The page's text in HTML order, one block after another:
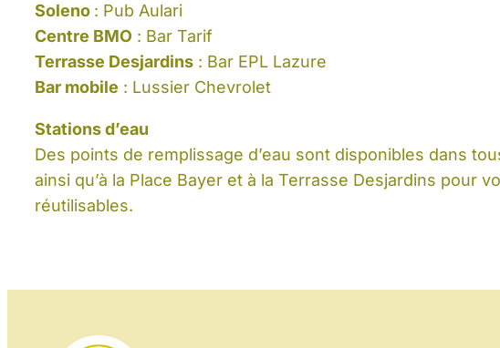
Soleno : Pub Aulari
Centre BMO : Bar Tarif
Terrasse Desjardins : Bar EPL Lazure
Bar mobile : Lussier Chevrolet
Stations d’eau
Des points de remplissage d’eau sont disponibles dans
ainsi qu’à la Place Bayer et à la Terrasse Desjardins pour
réutilisables.